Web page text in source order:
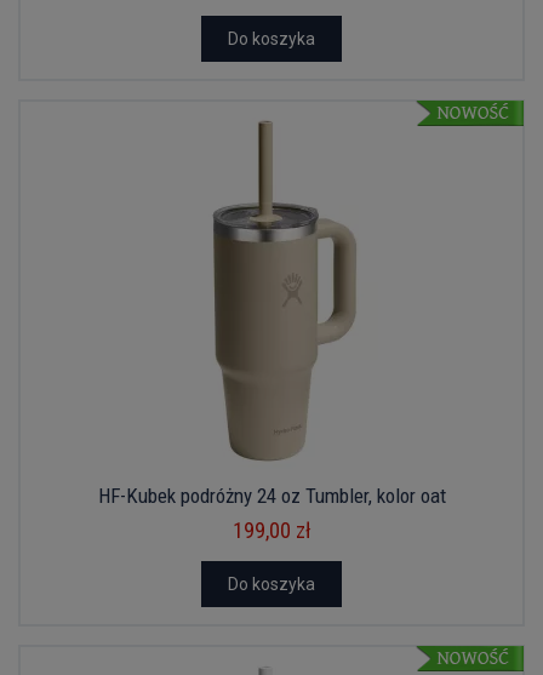
Do koszyka
HF-Kubek podróżny 24 oz Tumbler, kolor oat
199,00 zł
Do koszyka